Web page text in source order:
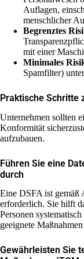
Auflagen,
menschlicher
Begrenztes
mit einer
Minimales
Spamfilter)
Praktische Schritte
Unternehmen sollten
Konformität
aufzubauen.
Führen Sie eine
durch
Eine DSFA ist
erforderlich. Sie hilft
Personen
geeignete
Gewährleisten Sie